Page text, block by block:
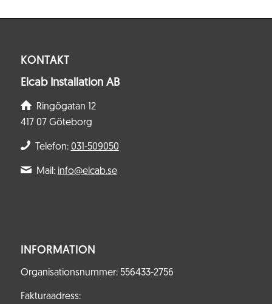
KONTAKT
Elcab Installation AB
Ringögatan 12
417 07 Göteborg
Telefon: 031-509050
Mail: info@elcab.se
INFORMATION
Organisationsnummer: 556433-2756
Fakturaadress: